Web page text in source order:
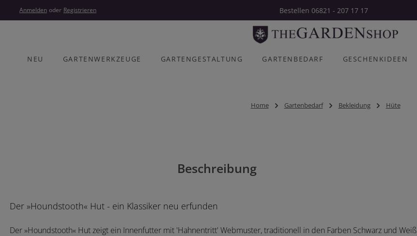
Hauptinhalt springen
Zur Hauptnavigation springen
Anmelden oder Registrieren Bestellen 06821 - 207 17 17
NEU GARTENWERKZEUGE GARTENGESTALTUNG GARTENBEDARF GESCHENKIDEEN
Home Gartenbedarf Bekleidung Hüte
Beschreibung
Der »Houndstooth« Hut - ein Klassiker neu erfunden
Der »Houndstooth« Hut zeigt ein Innenfutter mit 'Hahnentritt' Webmuster, traditionell in den Farben Schwarz und Weiß